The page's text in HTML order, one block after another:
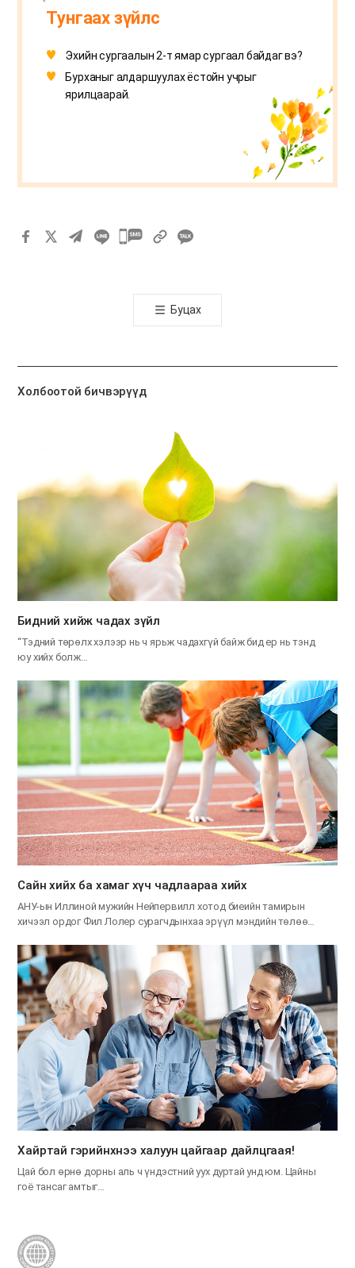
Тунгаах зүйлс
Эхийн сургаалын 2-т ямар сургаал байдаг вэ?
Бурханыг алдаршуулах ёстойн учрыг
ярилцаарай.
카
톡
공
기
Буцах
Холбоотой бичвэрүүд
​Бидний хийж чадах зүйл
“Тэдний төрөлх хэлээр нь ч ярьж чадахгүй байж бид ер нь тэнд
юу хийх болж…
Сайн хийх ба хамаг хүч чадлаараа хийх
АНУ-ын Иллиной мужийн Нейпервилл хотод биеийн тамирын
хичээл ордог Фил Лолер сурагчдынхаа эрүүл мэндийн төлөө…
Хайртай гэрийнхнээ халуун цайгаар дайлцгаая!
Цай бол өрнө дорны аль ч үндэстний уух дуртай унд юм. Цайны
гоё тансаг амтыг…